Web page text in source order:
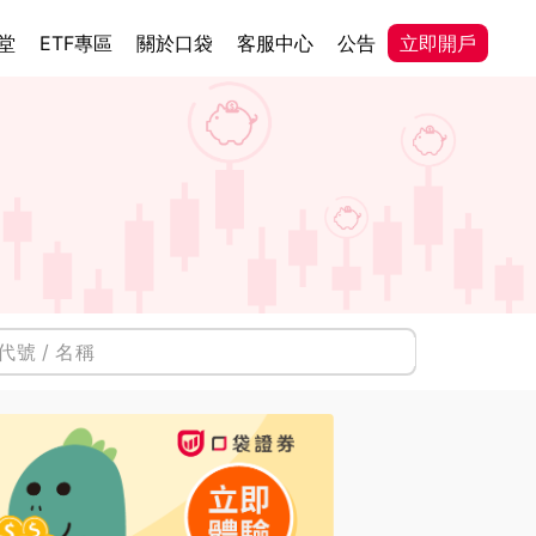
ETF專區 關於口袋 客服中心 公告 立即開戶